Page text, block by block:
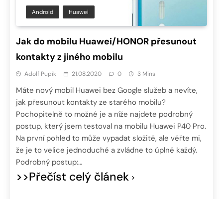
Android Huawei
Jak do mobilu Huawei/HONOR přesunout
kontakty z jiného mobilu
Adolf Pupík 21.08.2020 0 3 Mins
Máte nový mobil Huawei bez Google služeb a nevíte,
jak přesunout kontakty ze starého mobilu?
Pochopitelně to možné je a níže najdete podrobný
postup, který jsem testoval na mobilu Huawei P40 Pro.
Na první pohled to může vypadat složitě, ale věřte mi,
že je to velice jednoduché a zvládne to úplně každý.
Podrobný postup:…
>>Přečíst celý článek